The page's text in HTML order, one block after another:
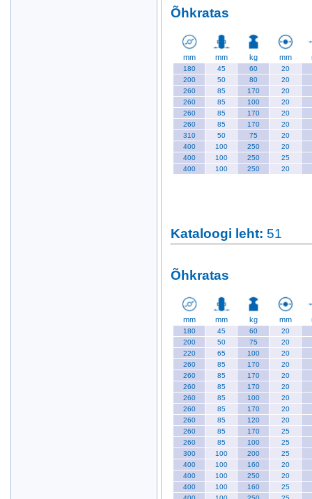
Õhkratas
mm mm kg mm
180 45 60
20
200
50 80
20
260
85 170
20
260
85 100
20
260
85 170
20
260
85 170
20
310
50 75
20
400
100 250
20
400
100 250
25
400
100 250 20
Kataloogi leht: 51
Õhkratas
mm mm kg mm
180 45 60
20
200
50 75
20
220
65 100
20
260
85 170
20
260
85 170
20
260
85 170
20
260
85 100
20
260
85 170
20
260
85 120
20
260
85 170
25
260
85 100
25
300
100 200
25
400
100 160
20
400
100 250
20
400
100 160
25